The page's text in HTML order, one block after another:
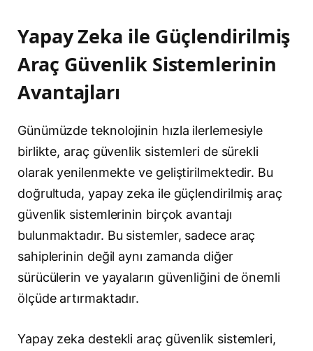
Yapay Zeka ile Güçlendirilmiş
Araç Güvenlik Sistemlerinin
Avantajları
Günümüzde teknolojinin hızla ilerlemesiyle
birlikte, araç güvenlik sistemleri de sürekli
olarak yenilenmekte ve geliştirilmektedir. Bu
doğrultuda, yapay zeka ile güçlendirilmiş araç
güvenlik sistemlerinin birçok avantajı
bulunmaktadır. Bu sistemler, sadece araç
sahiplerinin değil aynı zamanda diğer
sürücülerin ve yayaların güvenliğini de önemli
ölçüde artırmaktadır.
Yapay zeka destekli araç güvenlik sistemleri,